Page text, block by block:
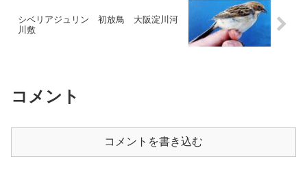
シベリアジュリン 初放鳥 大阪淀川河
川敷
コメント
コメントを書き込む